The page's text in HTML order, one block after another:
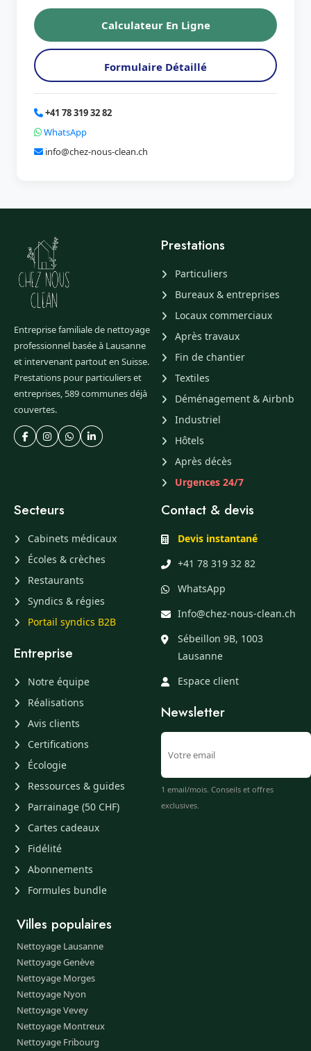
Calculateur En Ligne
Formulaire Détaillé
+41 78 319 32 82
WhatsApp
info@chez-nous-clean.ch
Entreprise familiale de nettoyage
professionnel basée à Lausanne
et intervenant partout en Suisse.
Prestations pour particuliers et
entreprises, 589 communes déjà
couvertes.
Prestations
Particuliers
Bureaux & entreprises
Locaux commerciaux
Après travaux
Fin de chantier
Textiles
Déménagement & Airbnb
Industriel
Hôtels
Après décès
Urgences 24/7
Secteurs
Cabinets médicaux
Écoles & crèches
Restaurants
Syndics & régies
Portail syndics B2B
Entreprise
Notre équipe
Réalisations
Avis clients
Certifications
Écologie
Ressources & guides
Parrainage (50 CHF)
Cartes cadeaux
Fidélité
Abonnements
Formules bundle
Contact & devis
Devis instantané
+41 78 319 32 82
WhatsApp
Info@chez-nous-clean.ch
Sébeillon 9B, 1003
Lausanne
Espace client
Newsletter
1 email/mois. Conseils et offres
exclusives.
Villes populaires
Nettoyage Lausanne
Nettoyage Genève
Nettoyage Morges
Nettoyage Nyon
Nettoyage Vevey
Nettoyage Montreux
Nettoyage Fribourg